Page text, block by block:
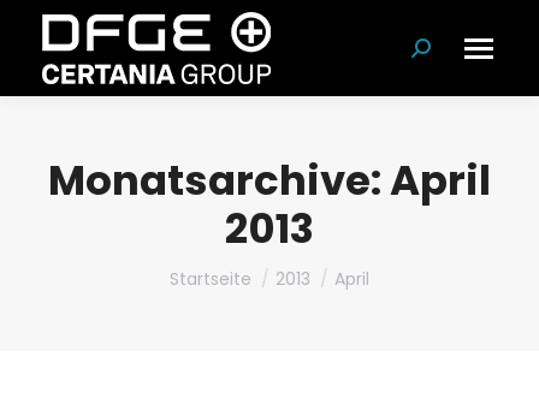
Suchen:
Monatsarchive:April
2013
Du bist hier:
Startseite 2013 April